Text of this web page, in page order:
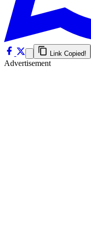
Link Copied!
Advertisement